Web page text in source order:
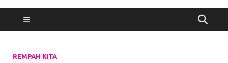
Rasa
REMPAH KITA